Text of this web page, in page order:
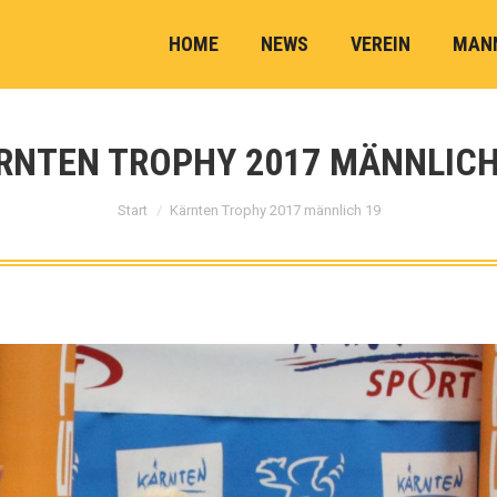
HOME NEWS VEREIN
TROPHY 2017
Sie befinden sich hier:
Start Kärnten Trophy 2017 männlich 19